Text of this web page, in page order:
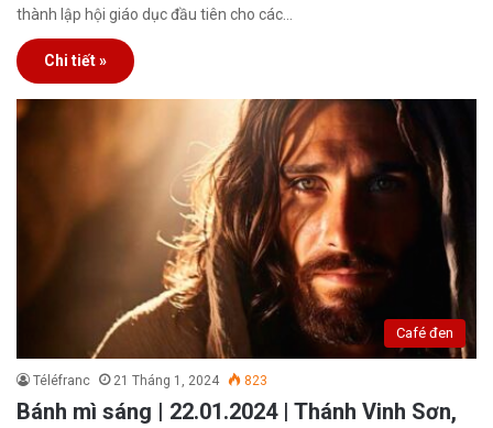
thành lập hội giáo dục đầu tiên cho các…
Chi tiết »
Café đen
Téléfranc 21 Tháng 1, 2024 823
Bánh mì sáng | 22.01.2024 | Thánh Vinh Sơn,